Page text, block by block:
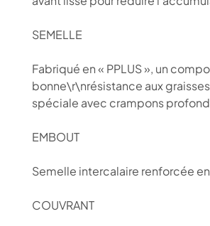
SEMELLE
Fabriqué en « PPLUS », un
bonne\r\nrésistance aux
spéciale avec crampons
EMBOUT
Semelle intercalaire renforcée
COUVRANT